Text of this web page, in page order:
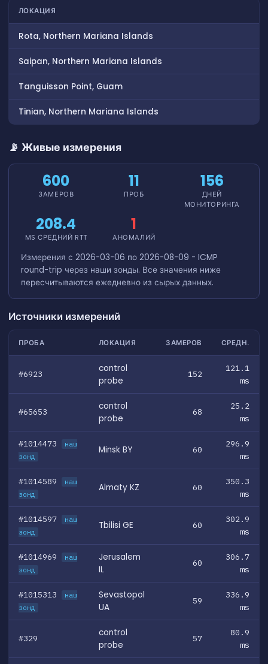
ЛОКАЦИЯ
Rota, Northern Mariana Islands
Saipan, Northern Mariana Islands
Tanguisson Point, Guam
Tinian, Northern Mariana Islands
📡 Живые измерения
600
ЗАМЕРОВ
11
ПРОБ
156
ДНЕЙ
МОНИТОРИНГА
208.4
MS СРЕДНИЙ RTT
1
АНОМАЛИЙ
Измерения с 2026-03-06 по 2026-08-09 - ICMP
round-trip через наши зонды. Все значения ниже
пересчитываются ежедневно из сырых данных.
Источники измерений
ПРОБА ЛОКАЦИЯ ЗАМЕРОВ СРЕДН.
#6923
control
probe
152
121.1
ms
#65653
control
probe
68
25.2
ms
#1014473
наш
зонд
Minsk BY 60
296.9
ms
#1014589
наш
зонд
Almaty KZ 60
350.3
ms
#1014597
наш
зонд
Tbilisi GE 60
302.9
ms
#1014969
наш
зонд
Jerusalem
IL
60
306.7
ms
#1015313
наш
зонд
Sevastopol
UA
59
336.9
ms
#329
control
probe
57
80.9
ms